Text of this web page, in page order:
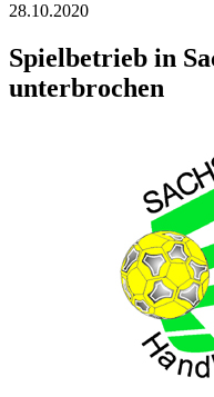
28.10.2020
Spielbetrieb in
unterbrochen